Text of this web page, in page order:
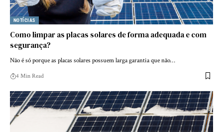
NOTÍCIAS
Como limpar as placas solares de forma adequada e com
segurança?
Não é só porque as placas solares possuem larga garantia que não…
4 Min Read